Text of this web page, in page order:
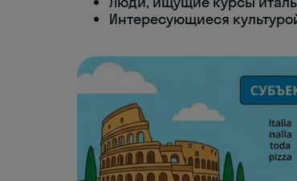
Интересующиеся